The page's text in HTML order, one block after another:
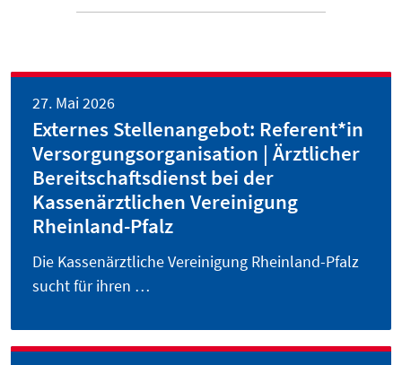
27. Mai 2026
Externes Stellenangebot: Referent*in
Versorgungsorganisation | Ärztlicher
Bereitschaftsdienst bei der
Kassenärztlichen Vereinigung
Rheinland-Pfalz
Die Kassenärztliche Vereinigung Rheinland-Pfalz
sucht für ihren …